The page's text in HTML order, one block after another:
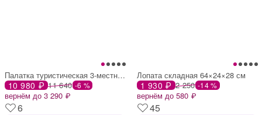
Палатка туристическая 3-местная katun um
10 980 ₽ 11 640 -6 %
вернём до 3 290 ₽
6
Лопата складная 64×24×28 см
1 930 ₽ 2 250 -14 %
вернём до 580 ₽
45